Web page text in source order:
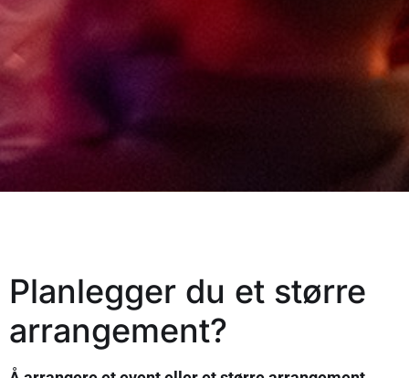
Planlegger du et større
arrangement?